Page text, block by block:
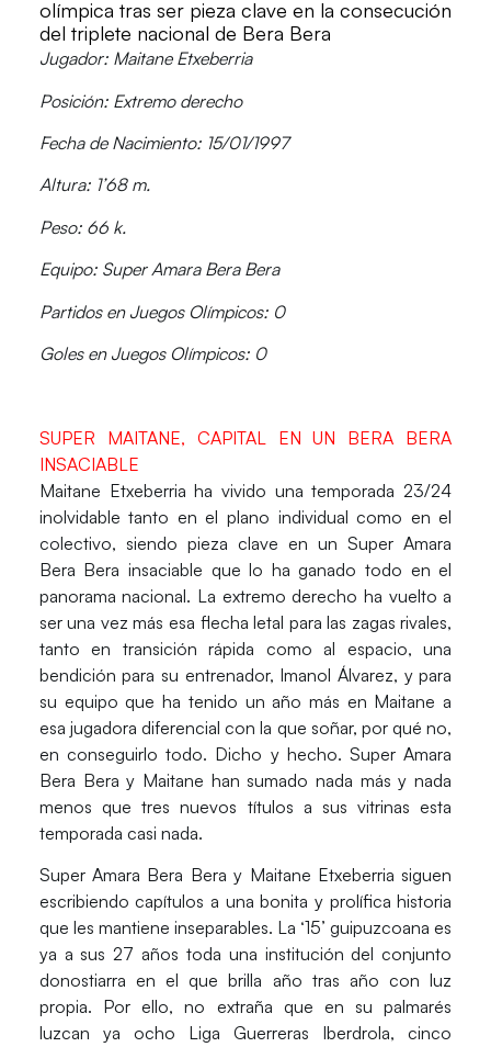
olímpica tras ser pieza clave en la consecución
del triplete nacional de Bera Bera
Jugador: Maitane Etxeberria
Posición: Extremo derecho
Fecha de Nacimiento: 15/01/1997
Altura: 1’68 m.
Peso: 66 k.
Equipo: Super Amara Bera Bera
Partidos en Juegos Olímpicos: 0
Goles en Juegos Olímpicos: 0
SUPER MAITANE, CAPITAL EN UN BERA BERA
INSACIABLE
Maitane Etxeberria ha vivido unatemporada 23/24
inolvidable tanto en el plano individual como en el
colectivo, siendo pieza clave en un Super Amara
Bera Bera insaciable que lo ha ganado todo en el
panorama nacional. La extremo derecho ha vuelto a
ser una vez más esa flecha letal para las zagas rivales,
tanto en transición rápida como al espacio, una
bendición para su entrenador, Imanol Álvarez, y para
su equipo que ha tenido un año más en Maitane a
esa jugadora diferencial con la que soñar, por qué no,
en conseguirlo todo. Dicho y hecho. Super Amara
Bera Bera y Maitane han sumado nada más y nada
menos que tres nuevos títulos a sus vitrinas esta
temporada casi nada.
Super Amara Bera Bera y Maitane Etxeberria siguen
escribiendo capítulos a una bonita y prolífica historia
que les mantiene inseparables. La ‘15’ guipuzcoana es
ya a sus 27 años toda una institución del conjunto
donostiarra en el que brilla año tras año con luz
propia. Por ello, no extraña que en su palmarés
luzcan ya ocho Liga Guerreras Iberdrola, cinco